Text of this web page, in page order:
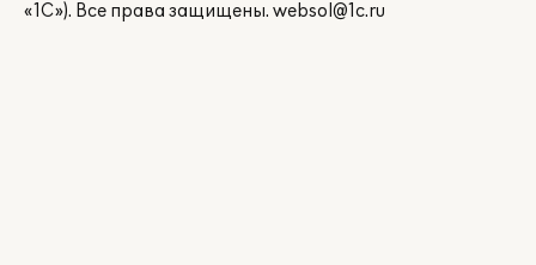
«1С»). Все права защищены. websol@1c.ru